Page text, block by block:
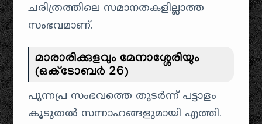
ചരിത്രത്തിലെ സമാനതകളില്ലാത്ത
സംഭവമാണ്.
മാരാരിക്കുളവും മേനാശ്ശേരിയും
(ഒക്ടോബർ 26)
പുന്നപ്ര സംഭവത്തെ തുടർന്ന് പട്ടാളം
കൂടുതൽ സന്നാഹങ്ങളുമായി എത്തി.